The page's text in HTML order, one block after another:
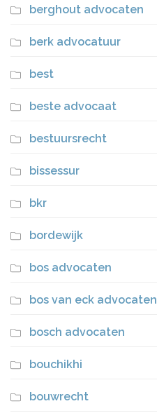
berghout advocaten
berk advocatuur
best
beste advocaat
bestuursrecht
bissessur
bkr
bordewijk
bos advocaten
bos van eck advocaten
bosch advocaten
bouchikhi
bouwrecht